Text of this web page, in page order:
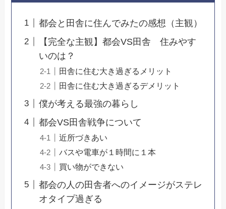
都会と田舎に住んでみたの感想（主観）
【完全な主観】都会VS田舎 住みやす
いのは？
田舎に住む大き過ぎるメリット
田舎に住む大き過ぎるデメリット
僕が考える最強の暮らし
都会VS田舎戦争について
近所づきあい
バスや電車が１時間に１本
買い物ができない
都会の人の田舎者へのイメージがステレ
オタイプ過ぎる